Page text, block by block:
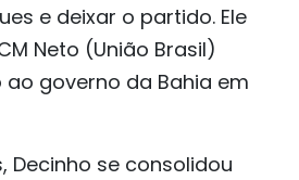
e deixar o partido. Ele
Neto (União Brasil)
governo da Bahia em
Decinho se consolidou